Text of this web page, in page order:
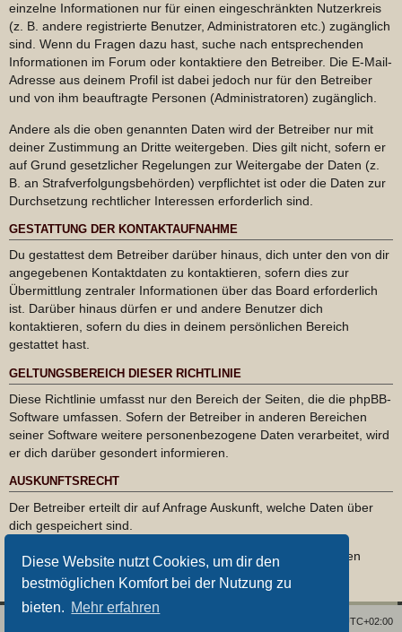
Diese Website nutzt Cookies, um dir den
bestmöglichen Komfort bei der Nutzung zu
bieten. Mehr erfahren
einzelne Informationen nur für einen eingeschränkten Nutzerkreis
(z. B. andere registrierte Benutzer, Administratoren etc.) zugänglich
sind. Wenn du Fragen dazu hast, suche nach entsprechenden
Informationen im Forum oder kontaktiere den Betreiber. Die E-Mail-
Adresse aus deinem Profil ist dabei jedoch nur für den Betreiber
und von ihm beauftragte Personen (Administratoren) zugänglich.
Andere als die oben genannten Daten wird der Betreiber nur mit
deiner Zustimmung an Dritte weitergeben. Dies gilt nicht, sofern er
auf Grund gesetzlicher Regelungen zur Weitergabe der Daten (z.
B. an Strafverfolgungsbehörden) verpflichtet ist oder die Daten zur
Durchsetzung rechtlicher Interessen erforderlich sind.
GESTATTUNG DER KONTAKTAUFNAHME
Du gestattest dem Betreiber darüber hinaus, dich unter den von dir
angegebenen Kontaktdaten zu kontaktieren, sofern dies zur
Übermittlung zentraler Informationen über das Board erforderlich
ist. Darüber hinaus dürfen er und andere Benutzer dich
kontaktieren, sofern du dies in deinem persönlichen Bereich
gestattet hast.
GELTUNGSBEREICH DIESER RICHTLINIE
Diese Richtlinie umfasst nur den Bereich der Seiten, die die phpBB-
Software umfassen. Sofern der Betreiber in anderen Bereichen
seiner Software weitere personenbezogene Daten verarbeitet, wird
er dich darüber gesondert informieren.
AUSKUNFTSRECHT
Der Betreiber erteilt dir auf Anfrage Auskunft, welche Daten über
dich gespeichert sind.
Du kannst jederzeit die Löschung bzw. Sperrung deiner Daten
UTC+02:00